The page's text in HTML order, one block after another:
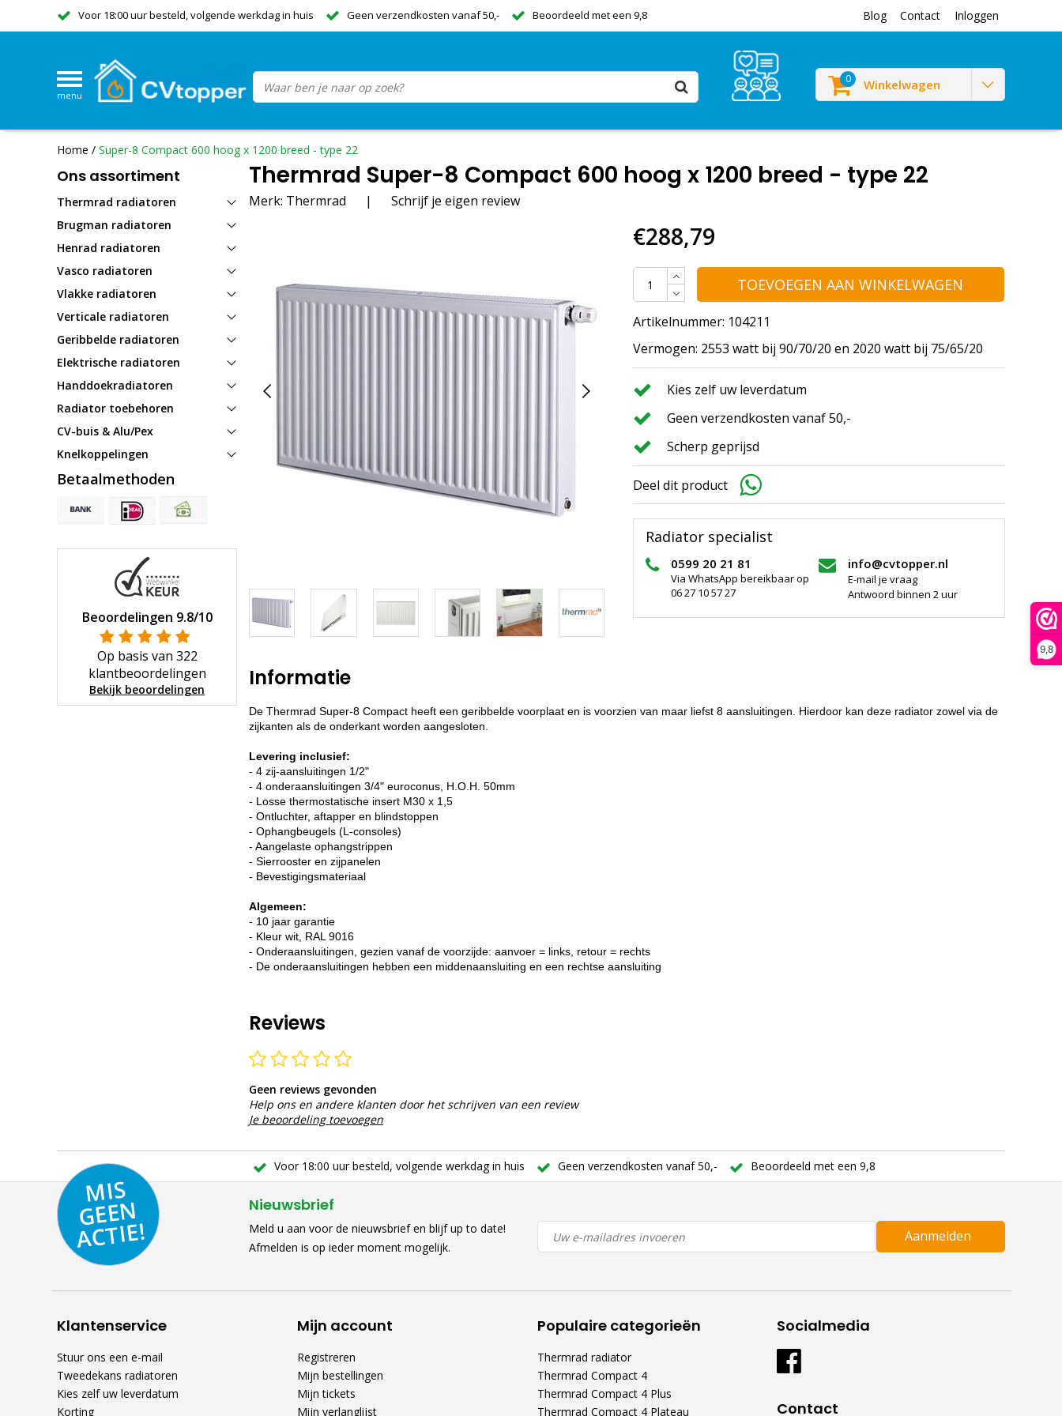
9,8
Voor 18:00 uur besteld, volgende werkdag in huis Geen verzendkosten vanaf 50,- Beoordeeld met een 9,8 Blog Contact Inloggen
menu
0 Winkelwagen
Home / Super-8 Compact 600 hoog x 1200 breed - type 22
Ons assortiment
Thermrad radiatoren
Brugman radiatoren
Henrad radiatoren
Vasco radiatoren
Vlakke radiatoren
Verticale radiatoren
Geribbelde radiatoren
Elektrische radiatoren
Handdoekradiatoren
Radiator toebehoren
CV-buis & Alu/Pex
Knelkoppelingen
Betaalmethoden
Beoordelingen 9.8/10
Op basis van 322
klantbeoordelingen
Bekijk beoordelingen
Thermrad Super-8 Compact 600 hoog x 1200 breed - type 22
Merk: Thermrad | Schrijf je eigen review
€288,79
TOEVOEGEN AAN WINKELWAGEN
Artikelnummer: 104211
Vermogen: 2553 watt bij 90/70/20 en 2020 watt bij 75/65/20
Kies zelf uw leverdatum
Geen verzendkosten vanaf 50,-
Scherp geprijsd
Deel dit product
Radiator specialist
0599 20 21 81
Via WhatsApp bereikbaar op
06 27 10 57 27
info@cvtopper.nl
E-mail je vraag
Antwoord binnen 2 uur
Informatie
De Thermrad Super-8 Compact heeft een geribbelde voorplaat en is voorzien van maar liefst 8 aansluitingen. Hierdoor kan deze radiator zowel via de
zijkanten als de onderkant worden aangesloten.
Levering inclusief:
- 4 zij-aansluitingen 1/2"
- 4 onderaansluitingen 3/4" euroconus, H.O.H. 50mm
- Losse thermostatische insert M30 x 1,5
- Ontluchter, aftapper en blindstoppen
- Ophangbeugels (L-consoles)
- Aangelaste ophangstrippen
- Sierrooster en zijpanelen
- Bevestigingsmateriaal
Algemeen:
- 10 jaar garantie
- Kleur wit, RAL 9016
- Onderaansluitingen, gezien vanaf de voorzijde: aanvoer = links, retour = rechts
- De onderaansluitingen hebben een middenaansluiting en een rechtse aansluiting
Reviews
Geen reviews gevonden
Help ons en andere klanten door het schrijven van een review
Je beoordeling toevoegen
Voor 18:00 uur besteld, volgende werkdag in huis Geen verzendkosten vanaf 50,- Beoordeeld met een 9,8
MIS
GEE
N
A
C
TIE!
Nieuwsbrief
Meld u aan voor de nieuwsbrief en blijf up to date!
Afmelden is op ieder moment mogelijk.
Aanmelden
Klantenservice
Stuur ons een e-mail
Tweedekans radiatoren
Kies zelf uw leverdatum
Korting
Mijn account
Registreren
Mijn bestellingen
Mijn tickets
Mijn verlanglijst
Populaire categorieën
Thermrad radiator
Thermrad Compact 4
Thermrad Compact 4 Plus
Thermrad Compact 4 Plateau
Socialmedia
Contact